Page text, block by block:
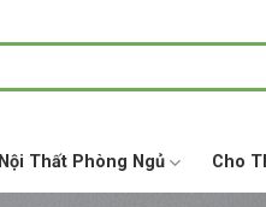
Nội Thất Phòng Ngủ Cho